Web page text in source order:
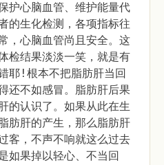
护心脑血管、维护能量代
的生化检测，各项指标往
，心脑血管尚且安全。这
检结果淡淡一笑，就是有
耶!根本不把脂肪肝当回
还不如感冒。脂肪肝后果
的认识了。如果从此在生
肪肝的产生，那么脂肪肝
客，不声不响就这么过去
如果掉以轻心、不当回